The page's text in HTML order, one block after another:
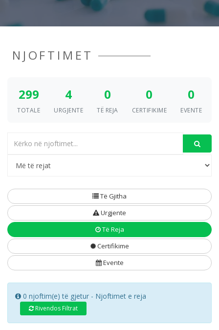
NJOFTIMET
299
TOTALE
4
URGJENTE
0
TË REJA
0
CERTIFIKIME
0
EVENTE
Të Gjitha
Urgjente
Të Reja
Certifikime
Evente
0 njoftim(e) të gjetur - Njoftimet e reja
Rivendos Filtrat